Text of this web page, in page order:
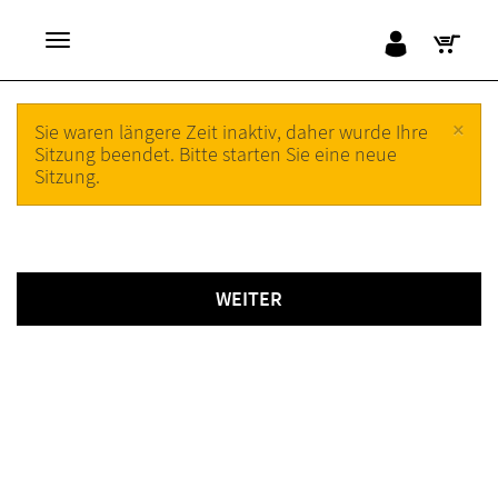
×
Sie waren längere Zeit inaktiv, daher wurde Ihre
Sitzung beendet. Bitte starten Sie eine neue
Sitzung.
WEITER